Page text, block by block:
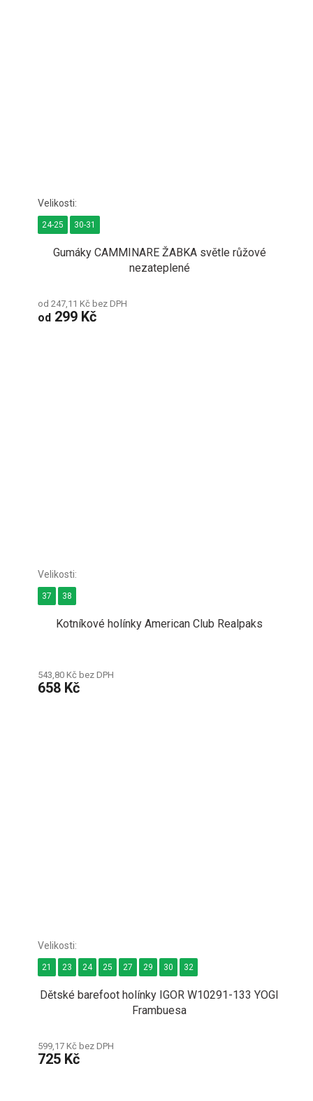
Gumáky CAMMINARE ŽABKA světle růžové
nezateplené
od 247,11 Kč bez DPH
od 299 Kč
24-25 30-31
Kotníkové holínky American Club Realpaks
543,80 Kč bez DPH
658 Kč
37 38
Dětské barefoot holínky IGOR W10291-133 YOGI
Frambuesa
599,17 Kč bez DPH
725 Kč
21 23 24 25 27 29 30 32